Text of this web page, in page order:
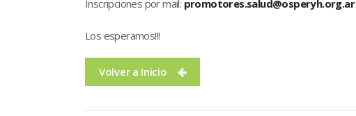
Inscripciones por mail: promotores.salud@osperyh.org.ar
Los esperamos!!!
Volver a Inicio